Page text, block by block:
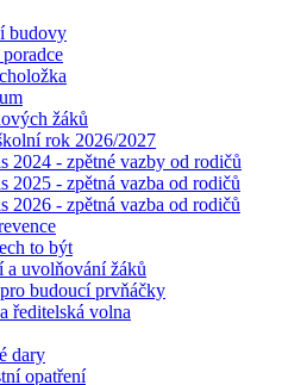
budovy
žáků
rok 2026/2027
2024 - zpětné vazby od rodičů
2025 - zpětná vazba od rodičů
2026 - zpětná vazba od rodičů
to být
a uvolňování žáků
budoucí prvňáčky
ředitelská volna
dary
opatření